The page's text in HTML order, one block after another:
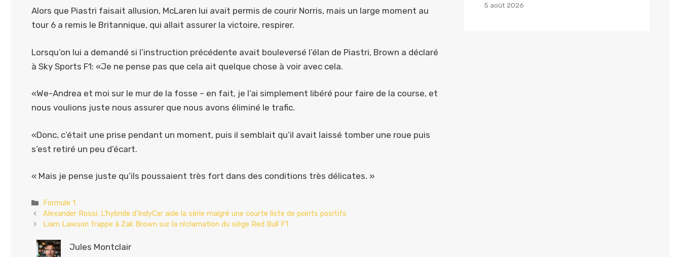
Alors que Piastri faisait allusion, McLaren lui avait permis de courir Norris, mais un large moment au
tour 6 a remis le Britannique, qui allait assurer la victoire, respirer.
Lorsqu’on lui a demandé si l’instruction précédente avait bouleversé l’élan de Piastri, Brown a déclaré
à Sky Sports F1: «Je ne pense pas que cela ait quelque chose à voir avec cela.
«We-Andrea et moi sur le mur de la fosse – en fait, je l’ai simplement libéré pour faire de la course, et
nous voulions juste nous assurer que nous avons éliminé le trafic.
«Donc, c’était une prise pendant un moment, puis il semblait qu’il avait laissé tomber une roue puis
s’est retiré un peu d’écart.
« Mais je pense juste qu’ils poussaient très fort dans des conditions très délicates. »
Catégories
Formule 1
Alexander Rossi: L’hybride d’IndyCar aide la série malgré une courte liste de points positifs
Liam Lawson frappe à Zak Brown sur la réclamation du siège Red Bull F1
Jules Montclair
5 août 2026